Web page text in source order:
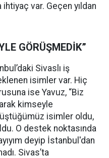
var. Geçen yıldan
GÖRÜŞMEDİK”
Sivaslı iş
isimler var. Hiç
ise Yavuz, “Biz
kimseyle
isimler oldu,
O destek noktasında
deyip İstanbul'dan
Sivas’ta